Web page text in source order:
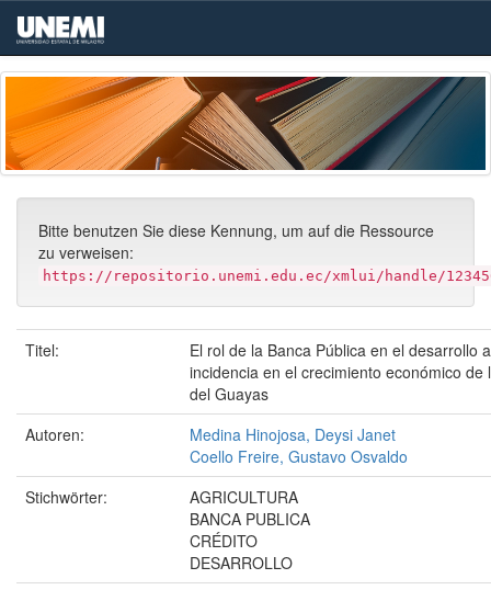
Skip
navigation
Bitte benutzen Sie diese Kennung, um auf die Ressource
zu verweisen:
https://repositorio.unemi.edu.ec/xmlui/handle/
Titel:
El rol de la Banca Pública en el desarrollo
incidencia en el crecimiento económico de
del Guayas
Autoren:
Medina Hinojosa, Deysi Janet
Coello Freire, Gustavo Osvaldo
Stichwörter:
AGRICULTURA
BANCA PUBLICA
CRÉDITO
DESARROLLO